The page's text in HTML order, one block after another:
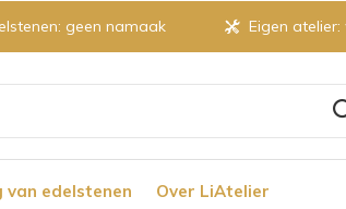
van edelstenen Over LiAtelier
geen namaak Eigen